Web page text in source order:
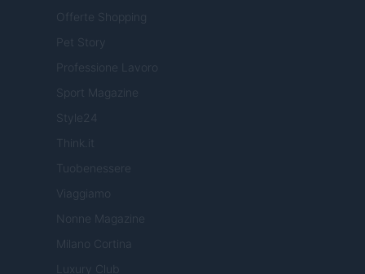
Offerte Shopping
Pet Story
Professione Lavoro
Sport Magazine
Style24
Think.it
Tuobenessere
Viaggiamo
Nonne Magazine
Milano Cortina
Luxury Club